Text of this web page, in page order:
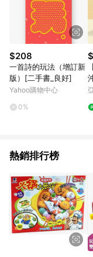
Pinkoi 購物商品資訊頁
則請以點數紅包活動說
頁面後才首次下載
上，首次下載 Pinkoi
面，方享導購資格。
$208
一首詩的玩法（增訂新
版）[二手書_良好]
Yahoo購物中心
0%
熱銷排行榜